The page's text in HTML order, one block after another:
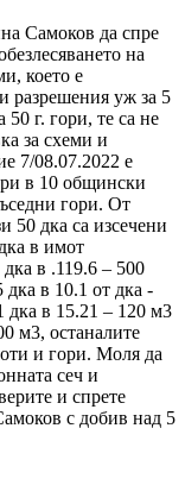
Самоков да спре
на
което е
разрешения уж за 5
50 г. гори, те са не
за схеми и
7/08.07.2022 е
в 10 общински
гори. От
50 дка са изсечени
в имот
в .119.6 – 500
в 10.1 от дка -
дка в 15.21 – 120 м3
м3, останалите
и гори. Моля да
сеч и
и спрете
с добив над 5